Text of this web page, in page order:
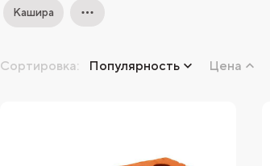
Кашира
Сортировка: Популярность Цена